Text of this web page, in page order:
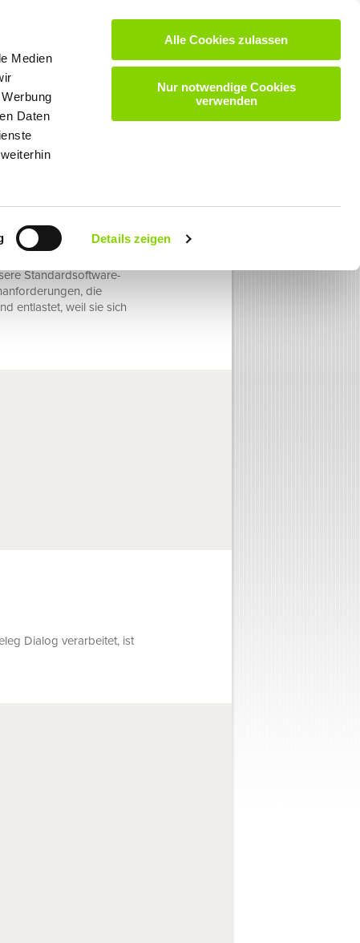
Medien
Daten
Details zeigen
Alle Cookies zulassen
Nur notwendige Cookies
verwenden
KARRIERE KONTAKT
Fällen zu
Standardsoftware-
die
entlastet, weil sie sich
Dialog verarbeitet, ist